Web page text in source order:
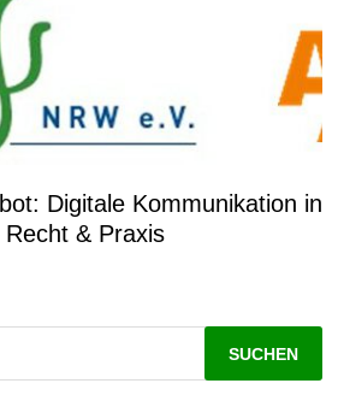
Digitale Kommunikation in
& Praxis